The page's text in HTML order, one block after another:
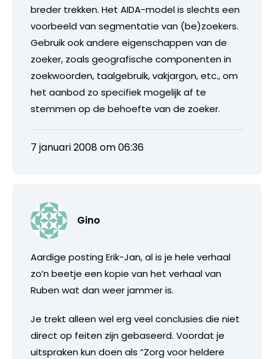
breder trekken. Het AIDA-model is slechts een
voorbeeld van segmentatie van (be)zoekers.
Gebruik ook andere eigenschappen van de
zoeker, zoals geografische componenten in
zoekwoorden, taalgebruik, vakjargon, etc., om
het aanbod zo specifiek mogelijk af te
stemmen op de behoefte van de zoeker.
7 januari 2008 om 06:36
Gino
Aardige posting Erik-Jan, al is je hele verhaal
zo’n beetje een kopie van het verhaal van
Ruben wat dan weer jammer is.
Je trekt alleen wel erg veel conclusies die niet
direct op feiten zijn gebaseerd. Voordat je
uitspraken kun doen als “Zorg voor heldere